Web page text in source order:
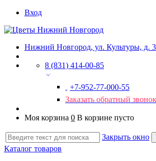
Вход
Нижний Новгород, ул. Культуры, д. 3
8 (831) 414-00-85
+7-952-77-000-55
Заказать обратный
Моя корзина 0 В корзине пусто
Закрыть окно
Каталог товаров